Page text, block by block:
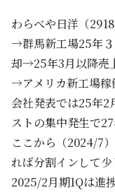
わらべや日洋（
→群馬新工場25年
却→25年3月以降売
→アメリカ新工場稼
会社発表では25年2
ストの集中発生で
ここから（2024/7
れば分割インして
2025/2月期1Qは進